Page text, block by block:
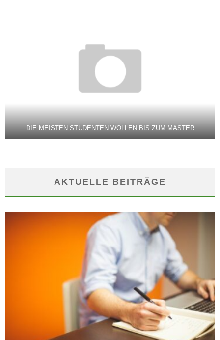
DIE MEISTEN STUDENTEN WOLLEN BIS ZUM MASTER
AKTUELLE BEITRÄGE